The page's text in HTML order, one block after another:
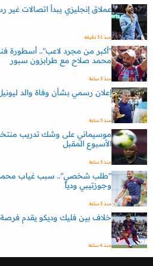
عملاق إنجليزي يبدأ اتصالات
منذ 51 دقيقه
"أكبر من مجرد لاعب".. أسطورة
محمد صلاح مع طرابزون سبور
منذ 3 ساعة
إعلان رسمي بشأن وفاة والد
منذ 3 ساعة
موسيماني على وشك تدريب
الأسبوع المقبل
منذ 3 ساعة
"طلب شخصي".. سبب غياب محمد
وجوزتيبي ودياً
منذ 3 ساعة
خلاف بين فليك وديكو يقدم فرصة
منذ 4 ساعة